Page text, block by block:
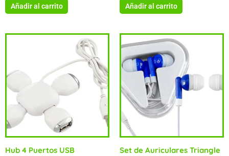
Añadir al carrito Añadir al carrito
Hub 4 Puertos USB Set de Auriculares Triangle